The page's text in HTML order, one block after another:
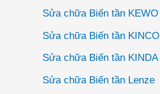
Sửa chữa Biến tần KEWO
Sửa chữa Biến tần KINCO
Sửa chữa Biến tần KINDA
Sửa chữa Biến tần Lenze